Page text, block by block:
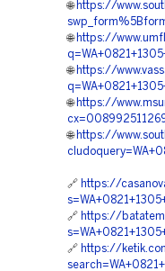
🌐 https://
🌐 https://
🌐 https://
🌐 https://
🌐 https://
🔗 https://
🔗 https://
🔗 https://